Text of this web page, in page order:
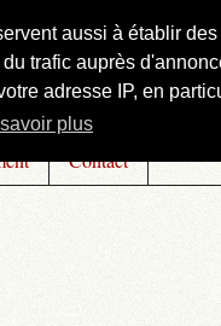
aussi à établir
trafic auprès
adresse IP, en
plus
Contact